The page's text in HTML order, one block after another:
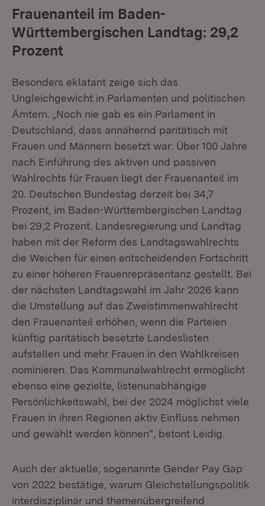
Frauenanteil im Baden-
Württembergischen Landtag: 29,2
Prozent
Besonders eklatant zeige sich das
Ungleichgewicht in Parlamenten und politischen
Ämtern. „Noch nie gab es ein Parlament in
Deutschland, dass annähernd paritätisch mit
Frauen und Männern besetzt war: Über 100 Jahre
nach Einführung des aktiven und passiven
Wahlrechts für Frauen liegt der Frauenanteil im
20. Deutschen Bundestag derzeit bei 34,7
Prozent, im Baden-Württembergischen Landtag
bei 29,2 Prozent. Landesregierung und Landtag
haben mit der Reform des Landtagswahlrechts
die Weichen für einen entscheidenden Fortschritt
zu einer höheren Frauenrepräsentanz gestellt. Bei
der nächsten Landtagswahl im Jahr 2026 kann
die Umstellung auf das Zweistimmenwahlrecht
den Frauenanteil erhöhen, wenn die Parteien
künftig paritätisch besetzte Landeslisten
aufstellen und mehr Frauen in den Wahlkreisen
nominieren. Das Kommunalwahlrecht ermöglicht
ebenso eine gezielte, listenunabhängige
Persönlichkeitswahl, bei der 2024 möglichst viele
Frauen in ihren Regionen aktiv Einfluss nehmen
und gewählt werden können“, betont Leidig.
Auch der aktuelle, sogenannte Gender Pay Gap
von 2022 bestätige, warum Gleichstellungspolitik
interdisziplinär und themenübergreifend